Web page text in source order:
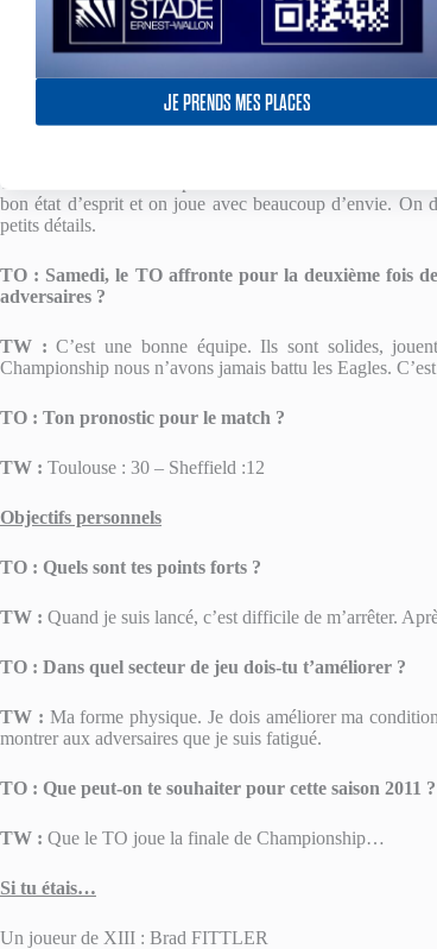
JE PRENDS MES PLACES
TO : Selon toi, quel club remportera le championnat ?
Toulouse. Tant qu’il y a une chance de se
TO : Justement, depuis 3 journées, le Toulouse
bonne facture mais reste sur 2 courtes défaites. Que
Il faut mieux compléter les tenus et limiter au
bon état d’esprit et on joue avec beaucoup d’envie. On
petits détails.
TO : Samedi, le TO affronte pour la deuxième fois
adversaires ?
TW :C’est une bonne équipe. Ils sont solides,
Championship nous n’avons jamais battu les Eagles.
TO : Ton pronostic pour le match ?
TW : Toulouse : 30 – Sheffield :12
Objectifs personnels
TO : Quels sont tes points forts ?
TW : Quand je suis lancé, c’est difficile de m’arrêter.
TO : Dans quel secteur de jeu dois-tu t’améliorer ?
TW : Ma forme physique. Je dois améliorer ma
montrer aux adversaires que je suis fatigué.
TO : Que peut-on te souhaiter pour cette saison 2011 ?
TW : Que le TO joue la finale de Championship…
Si tu étais…
Un joueur de XIII : Brad FITTLER